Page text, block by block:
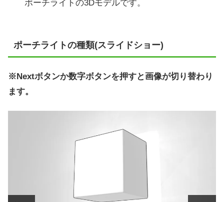
ポーチライトの3Dモデルです。
ポーチライトの種類(スライドショー)
※Nextボタンか数字ボタンを押すと画像が切り替わり
ます。